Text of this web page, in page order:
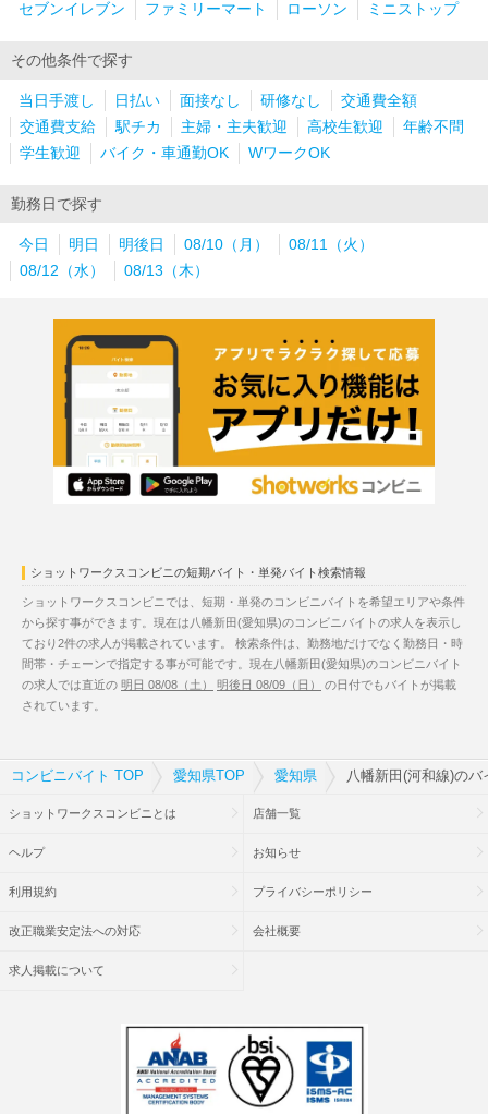
セブンイレブン ファミリーマート ローソン ミニストップ
その他条件で探す
当日手渡し 日払い 面接なし 研修なし
交通費全額
交通費支給
駅チカ 主婦・主夫歓迎 高校生歓迎
年齢不問
学生歓迎
バイク・車通勤OK WワークOK
勤務日で探す
今日 明日 明後日 08/10（月）
08/11（火）
08/12（水）
08/13（木）
ショットワークスコンビニの短期バイト・単発バイト検索情報
ショットワークスコンビニでは、短期・単発のコンビニバイトを希望エリアや条件
から探す事ができます。現在は八幡新田(愛知県)のコンビニバイトの求人を表示し
ており2件の求人が掲載されています。 検索条件は、勤務地だけでなく勤務日・時
間帯・チェーンで指定する事が可能です。現在八幡新田(愛知県)のコンビニバイト
の求人では直近の 明日 08/08（土） 明後日 08/09（日）
の日付でもバイトが掲載
されています。
コンビニバイト TOP 愛知県TOP 愛知県 八幡新田(河和線)のバ
ショットワークスコンビニとは 店舗一覧
ヘルプ お知らせ
利用規約 プライバシーポリシー
改正職業安定法への対応 会社概要
求人掲載について